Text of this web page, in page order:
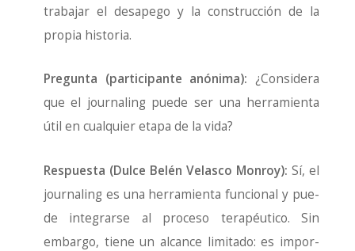
tra­ba­jar el des­ape­go y la cons­truc­ción de la
pro­pia his­to­ria.
Pre­gun­ta (par­ti­ci­pan­te anó­ni­ma): ¿Con­si­de­ra
que el jour­na­ling pue­de ser una herra­mien­ta
útil en cual­quier eta­pa de la vida?
Res­pues­ta (Dul­ce Belén Velas­co Mon­roy): Sí, el
jour­na­ling es una herra­mien­ta fun­cio­nal y pue­
de inte­grar­se al pro­ce­so tera­péu­ti­co. Sin
embar­go, tie­ne un alcan­ce limi­ta­do: es impor­